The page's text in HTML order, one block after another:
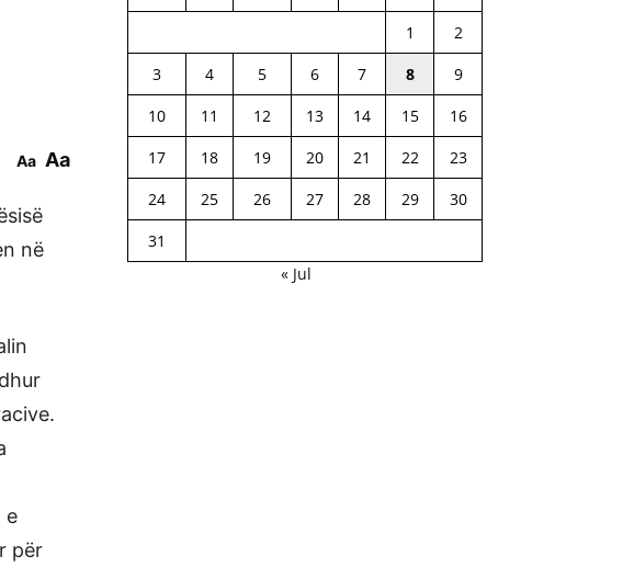
Aa Aa
në
e
për
1
2
3
4 5 6 7 8
9
10
11 12 13 14 15
16
17
18 19 20 21 22
23
24
25 26 27 28 29
30
31
« Jul